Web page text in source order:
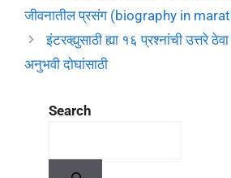
जीवनातील प्रसंग (biography in
इंटरव्ह्युसाठी ह्या १६ प्रश्नांची उत्तरे
अनुभवी दोघांसाठी
Search